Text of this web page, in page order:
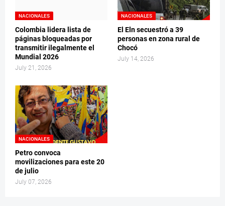
NACIONALES
Colombia lidera lista de
páginas bloqueadas por
transmitir ilegalmente el
Mundial 2026
July 21, 2026
NACIONALES
El Eln secuestró a 39
personas en zona rural de
Chocó
July 14, 2026
NACIONALES
Petro convoca
movilizaciones para este 20
de julio
July 07, 2026